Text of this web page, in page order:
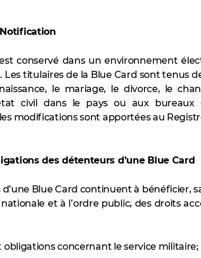
conservé dans un environnement
Les titulaires de la Blue Card sont tenus
le mariage, le divorce, le
civil dans le pays ou aux bureaux
modifications sont apportées au
des détenteurs d’une Blue Card
Blue Card continuent à bénéficier,
et à l’ordre public, des droits
obligations concernant le service militaire;